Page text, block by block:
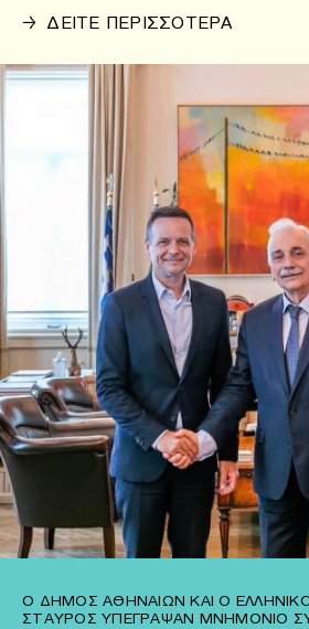
→ ΔΕΙΤΕ ΠΕΡΙΣΣΟΤΕΡΑ
Ο ΔΉΜΟΣ ΑΘΗΝΑΊΩΝ ΚΑΙ Ο
ΣΤΑΥΡΌΣ ΥΠΈΓΡΑΨΑΝ ΜΝΗΜΌΝΙΟ